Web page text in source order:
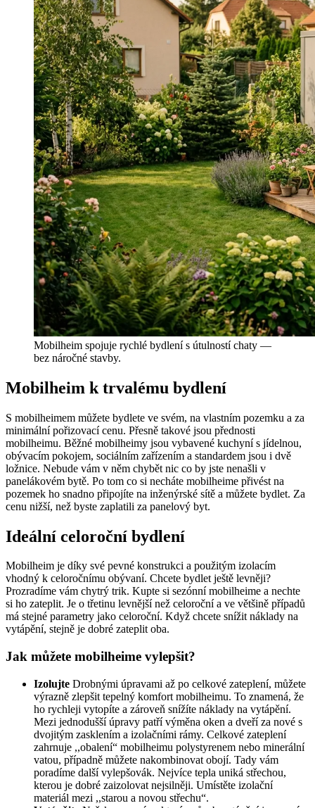
Mobilheim spojuje rychlé bydlení s útulností chaty —
bez náročné stavby.
Mobilheim k trvalému bydlení
S mobilheimem můžete bydlete ve svém, na vlastním pozemku a za
minimální pořizovací cenu. Přesně takové jsou přednosti
mobilheimu. Běžné mobilheimy jsou vybavené kuchyní s jídelnou,
obývacím pokojem, sociálním zařízením a standardem jsou i dvě
ložnice. Nebude vám v něm chybět nic co by jste nenašli v
panelákovém bytě. Po tom co si necháte mobilheime přivést na
pozemek ho snadno připojíte na inženýrské sítě a můžete bydlet. Za
cenu nižší, než byste zaplatili za panelový byt.
Ideální celoroční bydlení
Mobilheim je díky své pevné konstrukci a použitým izolacím
vhodný k celoročnímu obývaní. Chcete bydlet ještě levněji?
Prozradíme vám chytrý trik. Kupte si sezónní mobilheime a nechte
si ho zateplit. Je o třetinu levnější než celoroční a ve většině případů
má stejné parametry jako celoroční. Když chcete snížit náklady na
vytápění, stejně je dobré zateplit oba.
Jak můžete mobilheime vylepšit?
Izolujte Drobnými úpravami až po celkové zateplení, můžete
výrazně zlepšit tepelný komfort mobilheimu. To znamená, že
ho rychleji vytopíte a zároveň snížíte náklady na vytápění.
Mezi jednodušší úpravy patří výměna oken a dveří za nové s
dvojitým zasklením a izolačními rámy. Celkové zateplení
zahrnuje ,,obalení“ mobilheimu polystyrenem nebo minerální
vatou, případně můžete nakombinovat obojí. Tady vám
poradíme další vylepšovák. Nejvíce tepla uniká střechou,
kterou je dobré zaizolovat nejsilněji. Umístěte izolační
materiál mezi ,,starou a novou střechu“.